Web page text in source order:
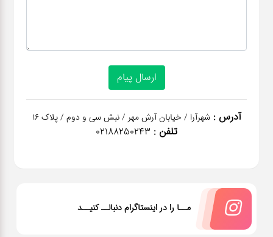
آدرس : شهرآرا / خیابان آرش مهر / نبش سی و دوم / پلاک 16
تلفن : 02188250243
مــا را در اینستاگرام دنبالــ کنیــد